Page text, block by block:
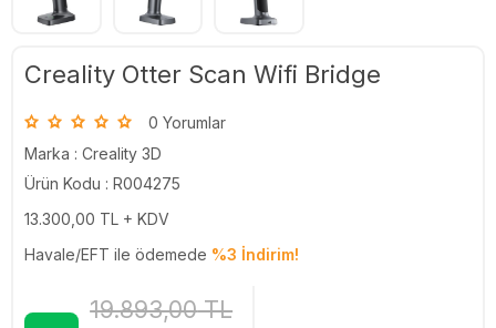
Creality Otter Scan Wifi Bridge
0 Yorumlar
Marka : Creality 3D
Ürün Kodu : R004275
13.300,00 TL + KDV
Havale/EFT ile ödemede %3 İndirim!
19.893,00TL